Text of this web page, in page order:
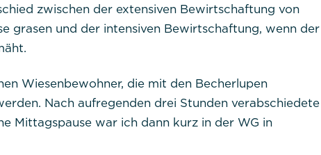
zwischen der extensiven Bewirtschaftung von
grasen und der intensiven Bewirtschaftung, wenn der
Wiesenbewohner, die mit den Becherlupen
Nach aufregenden drei Stunden verabschiedete
Mittagspause war ich dann kurz in der WG in